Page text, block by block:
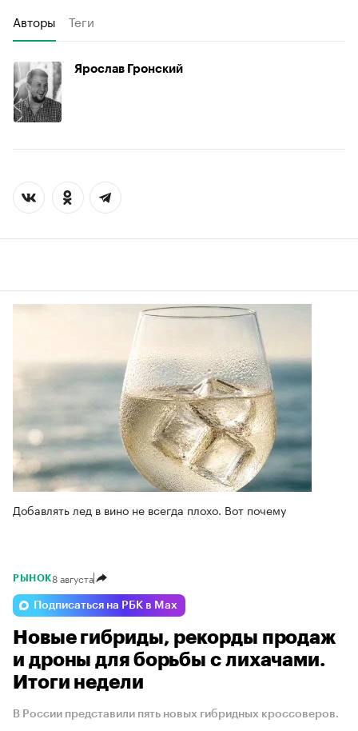
Авторы Теги
Ярослав Гронский
Добавлять лед в вино не всегда плохо. Вот почему
РЫНОК8 августа
Подписаться на РБК в Max
Новые гибриды, рекорды продаж
и дроны для борьбы с лихачами.
Итоги недели
В России представили пять новых гибридных кроссоверов.